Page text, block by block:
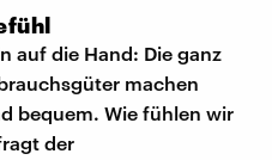
auf die Hand: Die ganz
machen
bequem. Wie fühlen wir
der